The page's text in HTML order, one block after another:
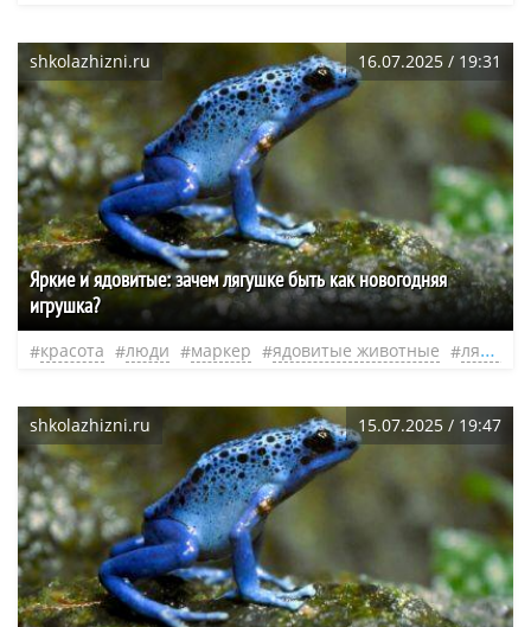
shkolazhizni.ru 16.07.2025 / 19:31
Яркие и ядовитые: зачем лягушке быть как новогодняя
игрушка?
красота люди маркер ядовитые животные лягушка
shkolazhizni.ru 15.07.2025 / 19:47